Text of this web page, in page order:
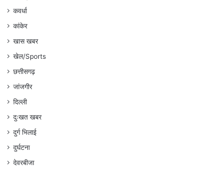
कवर्धा
कांकेर
खास खबर
खेल/Sports
छत्तीसगढ़
जांजगीर
दिल्ली
दुःखत खबर
दुर्ग भिलाई
दुर्घटना
देवरबीजा